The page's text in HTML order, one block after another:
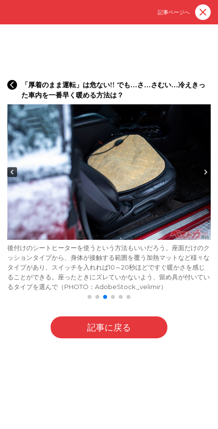
記事ページへ
「厚着のまま運転」は危ない!! でも…さ…さむい…冷えきっ
た車内を一番早く暖める方法は？
後付けのシートヒーターを使うという方法もいいだろう。座面だけのク
ッションタイプから、身体が接触する範囲を覆う加熱マットなど様々な
タイプがあり、スイッチを入れれば10～20秒ほどですぐ暖かさを感じ
ることができる。座ったときにズレていかないよう、留め具が付いてい
るタイプを選んで（PHOTO：AdobeStock_velimir）
記事に戻る